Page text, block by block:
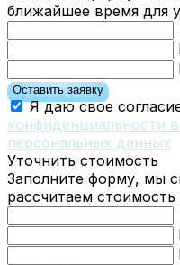
ближайшее время для
Оставить заявку
Я даю свое
конфиденциальности
персональных данных
Уточнить стоимость
Заполните форму, мы
рассчитаем стоимость